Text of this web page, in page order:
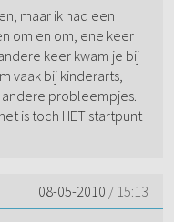
maar ik had een
om en om, ene keer
keer kwam je bij
vaak bij kinderarts,
probleempjes.
is toch HET startpunt
08-05-2010 / 15:13